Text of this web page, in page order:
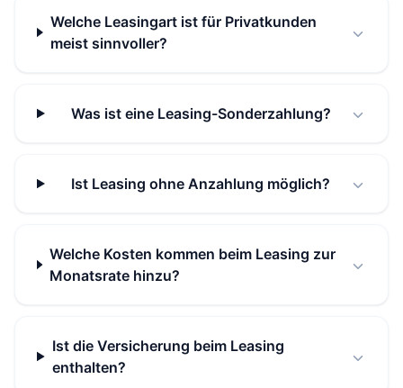
Welche Leasingart ist für Privatkunden
meist sinnvoller?
Was ist eine Leasing-Sonderzahlung?
Ist Leasing ohne Anzahlung möglich?
Welche Kosten kommen beim Leasing zur
Monatsrate hinzu?
Ist die Versicherung beim Leasing
enthalten?